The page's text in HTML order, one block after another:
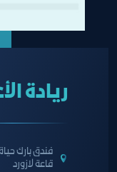
ريادة
فندق بارك حياة -
قاعة لازورد